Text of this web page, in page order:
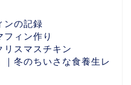
ンの記録
フィン作り
リスマスチキン
冬のちいさな食養生レ